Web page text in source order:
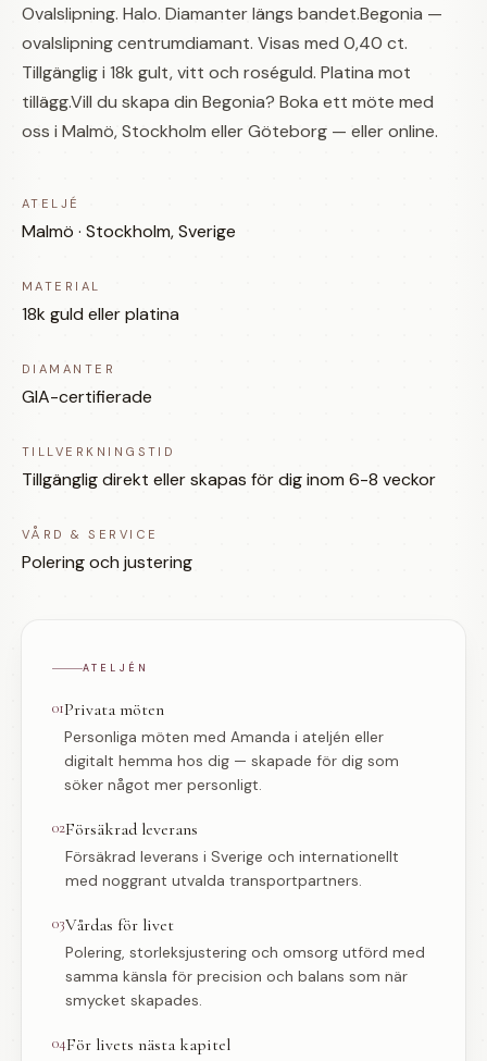
Ovalslipning. Halo. Diamanter längs bandet.Begonia —
ovalslipning centrumdiamant. Visas med 0,40 ct.
Tillgänglig i 18k gult, vitt och roséguld. Platina mot
tillägg.Vill du skapa din Begonia? Boka ett möte med
oss i Malmö, Stockholm eller Göteborg — eller online.
ATELJÉ
Malmö · Stockholm, Sverige
MATERIAL
18k guld eller platina
DIAMANTER
GIA-certifierade
TILLVERKNINGSTID
Tillgänglig direkt eller skapas för dig inom 6-8 veckor
VÅRD & SERVICE
Polering och justering
ATELJÉN
01Privata möten
Personliga möten med Amanda i ateljén eller
digitalt hemma hos dig — skapade för dig som
söker något mer personligt.
02Försäkrad leverans
Försäkrad leverans i Sverige och internationellt
med noggrant utvalda transportpartners.
03Vårdas för livet
Polering, storleksjustering och omsorg utförd med
samma känsla för precision och balans som när
smycket skapades.
04För livets nästa kapitel